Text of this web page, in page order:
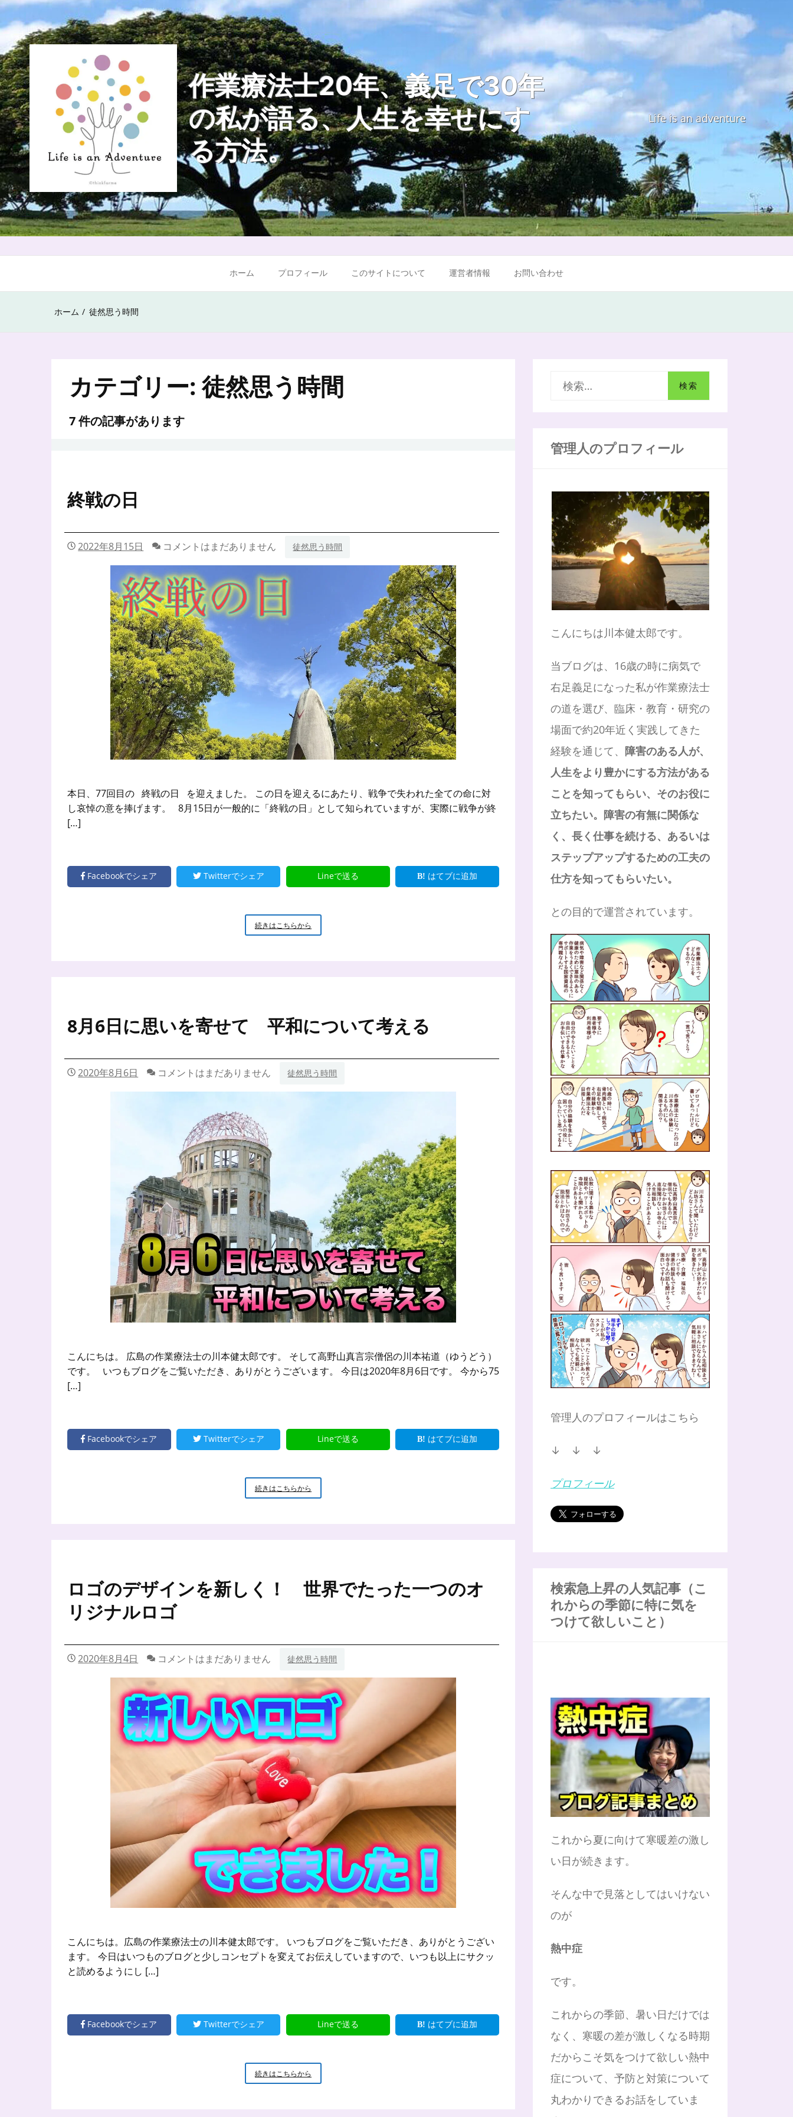
Skip
to
content
作業療法士20年、義足で30年
の私が語る、人生を幸せにす
る方法。
Life is an adventure
ホーム プロフィール このサイトについて 運営者情報 お問い合わせ
ホーム 徒然思う時間
カテゴリー:徒然思う時間
7 件の記事があります
終戦の日
2022年8月15日 コメントはまだありません 徒然思う時間
本日、77回目の 終戦の日 を迎えました。 この日を迎えるにあたり、戦争で失われた全ての命に対
し哀悼の意を捧げます。 8月15日が一般的に「終戦の日」として知られていますが、実際に戦争が終
[…]
Facebookでシェア Twitterでシェア Lineで送る はてブに追加
続きはこちらから
戦
8月6日に思いを寄せて 平和について考える
2020年8月6日 コメントはまだありません 徒然思う時間
こんにちは。 広島の作業療法士の川本健太郎です。 そして高野山真言宗僧侶の川本祐道（ゆうどう）
です。 いつもブログをご覧いただき、ありがとうございます。 今日は2020年8月6日です。 今から75
[…]
Facebookでシェア Twitterでシェア Lineで送る はてブに追加
続きはこちらから
月
せ
て
つ
い
て
考
え
る
ロゴのデザインを新しく！ 世界でたった一つのオ
リジナルロゴ
2020年8月4日 コメントはまだありません 徒然思う時間
こんにちは。広島の作業療法士の川本健太郎です。 いつもブログをご覧いただき、ありがとうござい
ます。 今日はいつものブログと少しコンセプトを変えてお伝えしていますので、いつも以上にサクッ
と読めるようにし […]
Facebookでシェア Twitterでシェア Lineで送る はてブに追加
続きはこちらから
ゴ
管理人のプロフィール
こんにちは川本健太郎です。
当ブログは、16歳の時に病気で
右足義足になった私が作業療法士
の道を選び、臨床・教育・研究の
場面で約20年近く実践してきた
経験を通じて、 障害のある人が、
人生をより豊かにする方法がある
ことを知ってもらい、そのお役に
立ちたい。障害の有無に関係な
く、長く仕事を続ける、あるいは
ステップアップするための工夫の
仕方を知ってもらいたい。
との目的で運営されています。
管理人のプロフィールはこちら
↓ ↓ ↓
プロフィール
検索急上昇の人気記事（こ
れからの季節に特に気を
つけて欲しいこと）
これから夏に向けて寒暖差の激し
い日が続きます。
そんな中で見落としてはいけない
のが
熱中症
です。
これからの季節、暑い日だけでは
なく、寒暖の差が激しくなる時期
だからこそ気をつけて欲しい熱中
症について、予防と対策について
丸わかりできるお話をしていま